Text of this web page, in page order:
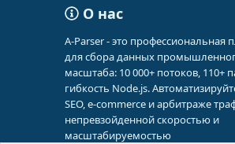
О нас
A-Parser - это профессиональная
для сбора данных
масштаба: 10 000+ потоков, 110+
гибкость Node.js.
SEO, e-commerce и арбитраже
непревзойденной скоростью и
масштабируемостью